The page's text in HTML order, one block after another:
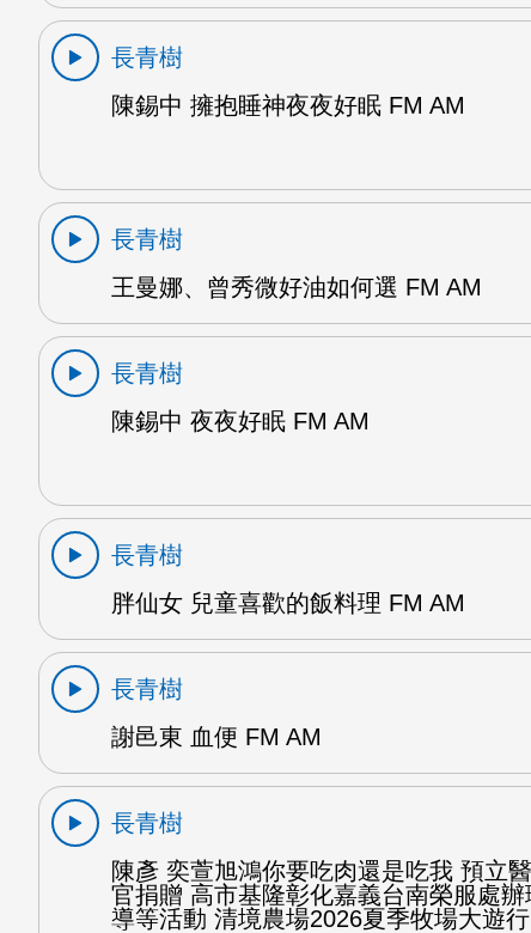
長青樹
陳錫中 擁抱睡神夜夜好眠 FM AM
長青樹
王曼娜、曾秀微好油如何選 FM AM
長青樹
陳錫中 夜夜好眠 FM AM
長青樹
胖仙女 兒童喜歡的飯料理 FM AM
長青樹
謝邑東 血便 FM AM
長青樹
陳彥 奕萱旭鴻你要吃肉還是吃我 預立
官捐贈 高市基隆彰化嘉義台南榮服處辦
導等活動 清境農場2026夏季牧場大遊